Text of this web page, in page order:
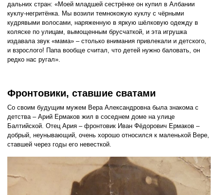
дальних стран: «Моей младшей сестрёнке он купил в Албании
куклу-негритёнка. Мы возили темнокожую куклу с чёрными
кудрявыми волосами, наряженную в яркую шёлковую одежду в
коляске по улицам, вымощенным брусчаткой, и эта игрушка
издавала звук «мама» – столько внимания привлекали и детского,
и взрослого! Папа вообще считал, что детей нужно баловать, он
редко нас ругал».
Фронтовики, ставшие сватами
Со своим будущим мужем Вера Александровна была знакома с
детства – Арий Ермаков жил в соседнем доме на улице
Балтийской. Отец Ария – фронтовик Иван Фёдорович Ермаков –
добрый, неунывающий, очень хорошо относился к маленькой Вере,
ставшей через годы его невесткой.